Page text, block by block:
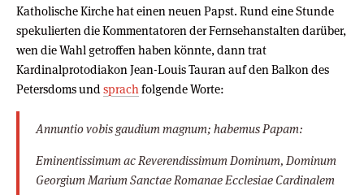
Katholische Kirche hat einen neuen Papst. Rund eine Stunde
spekulierten die Kommentatoren der Fernsehanstalten darüber,
wen die Wahl getroffen haben könnte, dann trat
Kardinalprotodiakon Jean-Louis Tauran auf den Balkon des
Petersdoms undsprachfolgende Worte:
Annuntio vobis gaudium magnum; habemus Papam:
Eminentissimum ac Reverendissimum Dominum, Dominum
Georgium Marium Sanctae Romanae Ecclesiae Cardinalem